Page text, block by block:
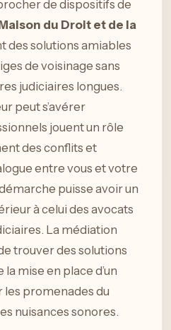
de dispositifs de
du Droit et de la
des solutions amiables
de voisinage sans
judiciaires longues.
peut s’avérer
jouent un rôle
des conflits et
entre vous et votre
puisse avoir un
à celui des avocats
La médiation
trouver des solutions
mise en place d’un
promenades du
nuisances sonores.